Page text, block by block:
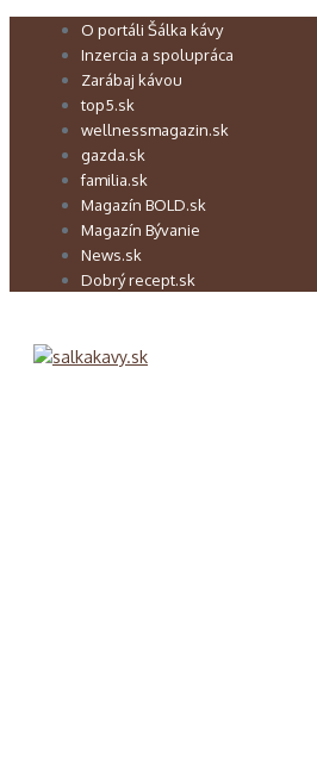
Preskočiť O portáli Šálka kávy
Inzercia a spolupráca
Zarábaj kávou
top5.sk
wellnessmagazin.sk
gazda.sk
familia.sk
Magazín BOLD.sk
Magazín Bývanie
News.sk
Dobrý recept.sk